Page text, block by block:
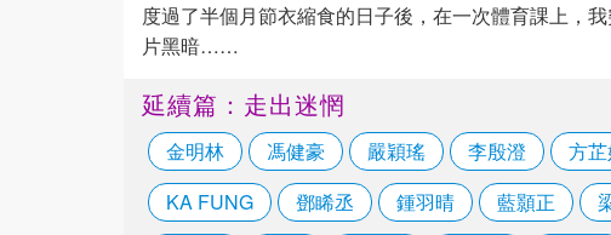
度過了半個月節衣縮食的日子後，在一次體育課上，
片黑暗……
延續篇：走出迷惘
金明林 馮健豪 嚴穎瑤 李殷澄 方
KA FUNG
鄧睎丞 鍾羽晴 藍顥正